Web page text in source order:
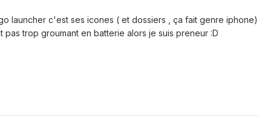
launcher c'est ses icones ( et dossiers , ça fait genre
pas trop groumant en batterie alors je suis preneur :D